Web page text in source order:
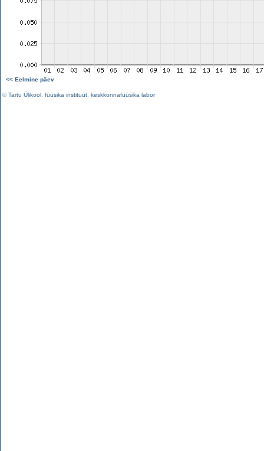
<< Eelmine päev
©Tartu Ülikool füüsika instituut keskkonnafüüsika labor